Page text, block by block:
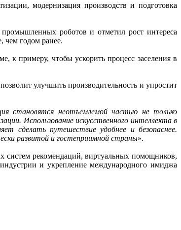
модернизация производств и подготовка
роботов и отметил рост интереса
чем годом ранее.
к примеру, чтобы ускорить процесс заселения в
улучшить производительность и упростит
становятся неотъемлемой частью не только
Использование искусственного интеллекта в
сделать путешествие удобнее и безопаснее.
развитой и гостеприимной страны».
систем рекомендаций, виртуальных помощников,
и укрепление международного имиджа